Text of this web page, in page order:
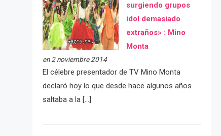
surgiendo grupos
idol demasiado
extraños» : Mino
Monta
en 2 noviembre 2014
El célebre presentador de TV Mino Monta
declaró hoy lo que desde hace algunos años
saltaba a la […]